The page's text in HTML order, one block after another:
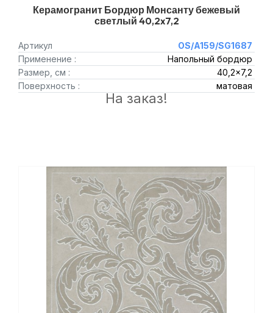
Керамогранит Бордюр Монсанту бежевый
светлый 40,2x7,2
Артикул
OS/A159/SG1687
Применение :
Напольный бордюр
Размер, см :
40,2x7,2
Поверхность :
матовая
На заказ!